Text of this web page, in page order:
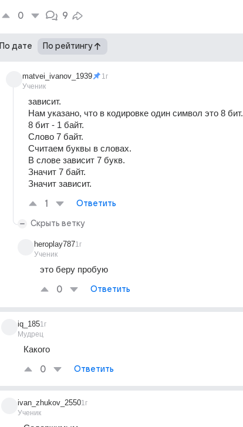
0 9
По дате По рейтингу
matvei_ivanov_1939
Ученик
1г
зависит.
Нам указано, что в кодировке один символ это 8 бит.
8 бит - 1 байт.
Слово 7 байт.
Считаем буквы в словах.
В слове зависит 7 букв.
Значит 7 байт.
Значит зависит.
1 Ответить
Скрыть ветку
heroplay787
Ученик
1г
это беру пробую
0 Ответить
iq_185
Мудрец
1г
Какого
0 Ответить
ivan_zhukov_2550
Ученик
1г